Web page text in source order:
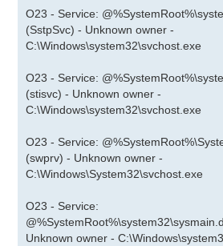
O23 - Service:
(SstpSvc) - Unknown owner -
C:\Windows\system32\svchost.exe
O23 - Service:
(stisvc) - Unknown owner -
C:\Windows\system32\svchost.exe
O23 - Service:
(swprv) - Unknown owner -
C:\Windows\System32\svchost.exe
O23 - Service:
Unknown owner -